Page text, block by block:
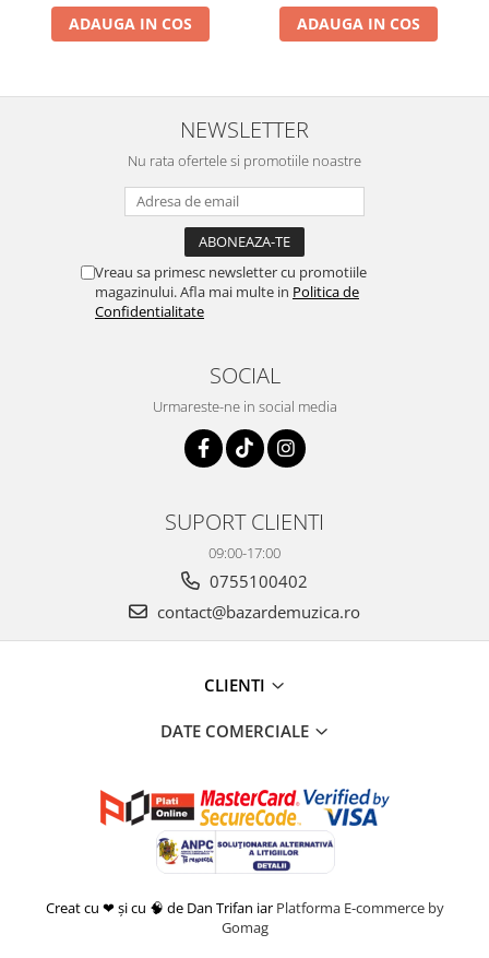
ADAUGA IN COS ADAUGA IN COS
NEWSLETTER
Nu rata ofertele si promotiile noastre
Vreau sa primesc newsletter cu promotiile
magazinului. Afla mai multe in Politica de
Confidentialitate
SOCIAL
Urmareste-ne in social media
SUPORT CLIENTI
09:00-17:00
0755100402
contact@bazardemuzica.ro
CLIENTI
DATE COMERCIALE
Creat cu ❤ și cu 🧠 de Dan Trifan iar Platforma E-commerce by
Gomag